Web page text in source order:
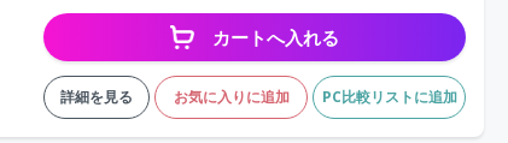
カートへ入れる
詳細を見る お気に入りに追加 PC比較リストに追加